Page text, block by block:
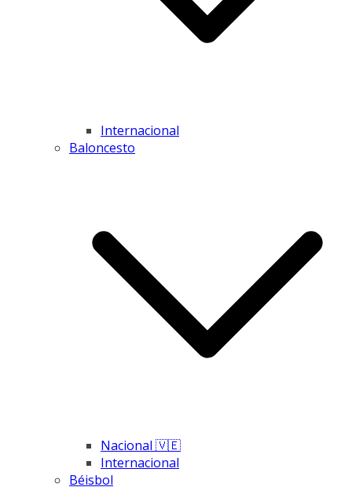
Internacional
Baloncesto
Nacional 🇻🇪
Internacional
Béisbol